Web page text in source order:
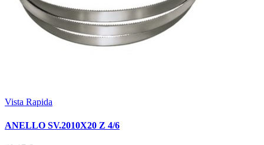
Vista Rapida
ANELLO SV.2010X20 Z 4/6